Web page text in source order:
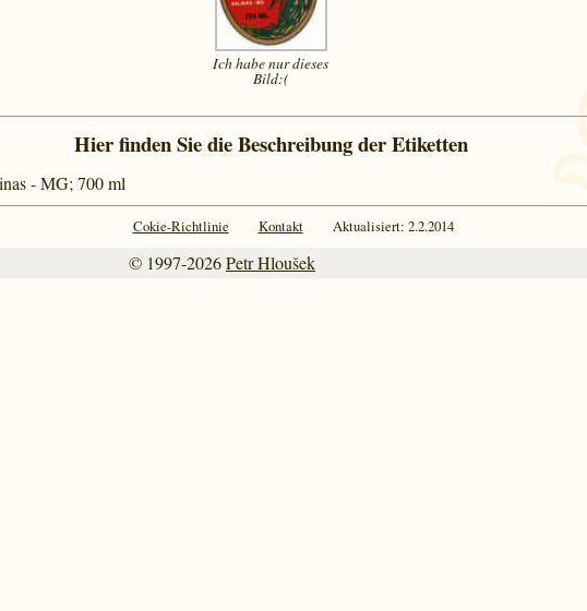
Ich habe nur dieses
Bild:(
Hier finden Sie die Beschreibung der Etiketten
- MG; 700 ml
Cokie-Richtlinie Kontakt Aktualisiert: 2.2.2014
© 1997-2026Petr Hloušek